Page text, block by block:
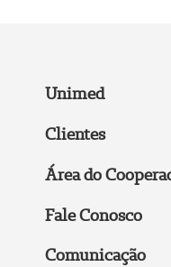
Unimed
Clientes
Área do
Fale Conosco
Comunicação